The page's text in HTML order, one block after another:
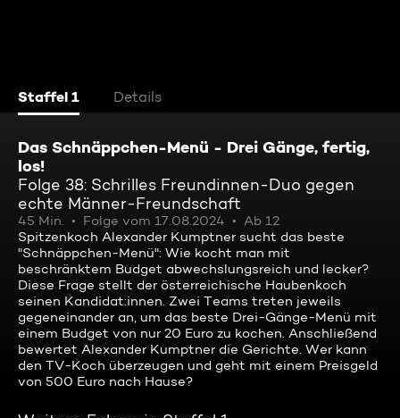
Staffel 1 Details
Das Schnäppchen-Menü - Drei Gänge, fertig,
los!
Folge 38: Schrilles Freundinnen-Duo gegen
echte Männer-Freundschaft
45 Min. Folge vom 17.08.2024
Ab 12
Spitzenkoch Alexander Kumptner sucht das beste
"Schnäppchen-Menü": Wie kocht man mit
beschränktem Budget abwechslungsreich und lecker?
Diese Frage stellt der österreichische Haubenkoch
seinen Kandidat:innen. Zwei Teams treten jeweils
gegeneinander an, um das beste Drei-Gänge-Menü mit
einem Budget von nur 20 Euro zu kochen. Anschließend
bewertet Alexander Kumptner die Gerichte. Wer kann
den TV-Koch überzeugen und geht mit einem Preisgeld
von 500 Euro nach Hause?